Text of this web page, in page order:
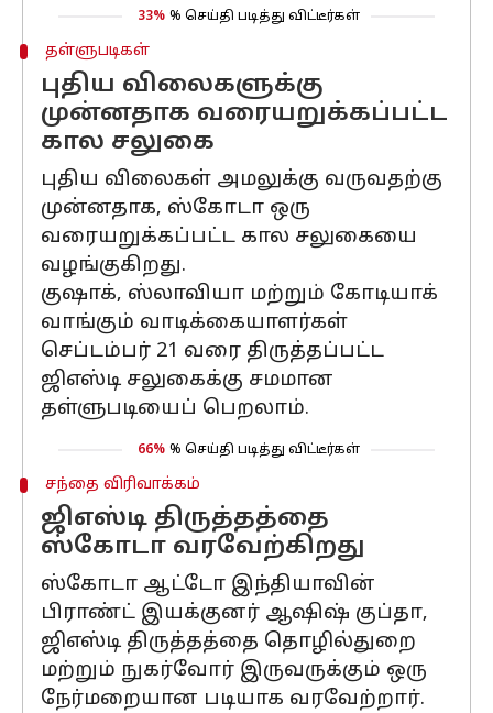
33% % செய்தி படித்து விட்டீர்கள்
தள்ளுபடிகள்
புதிய விலைகளுக்கு
முன்னதாக வரையறுக்கப்பட்ட
கால சலுகை
புதிய விலைகள் அமலுக்கு வருவதற்கு
முன்னதாக, ஸ்கோடா ஒரு
வரையறுக்கப்பட்ட கால சலுகையை
வழங்குகிறது.
குஷாக், ஸ்லாவியா மற்றும் கோடியாக்
வாங்கும் வாடிக்கையாளர்கள்
செப்டம்பர் 21 வரை திருத்தப்பட்ட
ஜிஎஸ்டி சலுகைக்கு சமமான
தள்ளுபடியைப் பெறலாம்.
66% % செய்தி படித்து விட்டீர்கள்
சந்தை விரிவாக்கம்
ஜிஎஸ்டி திருத்தத்தை
ஸ்கோடா வரவேற்கிறது
ஸ்கோடா ஆட்டோ இந்தியாவின்
பிராண்ட் இயக்குனர் ஆஷிஷ் குப்தா,
ஜிஎஸ்டி திருத்தத்தை தொழில்துறை
மற்றும் நுகர்வோர் இருவருக்கும் ஒரு
நேர்மறையான படியாக வரவேற்றார்.